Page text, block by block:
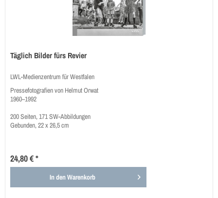
Täglich Bilder fürs Revier
LWL-Medienzentrum für Westfalen
Pressefotografien von Helmut Orwat
1960–1992
200 Seiten, 171 SW-Abbildungen
Gebunden, 22 x 26,5 cm
24,80 € *
In denWarenkorb